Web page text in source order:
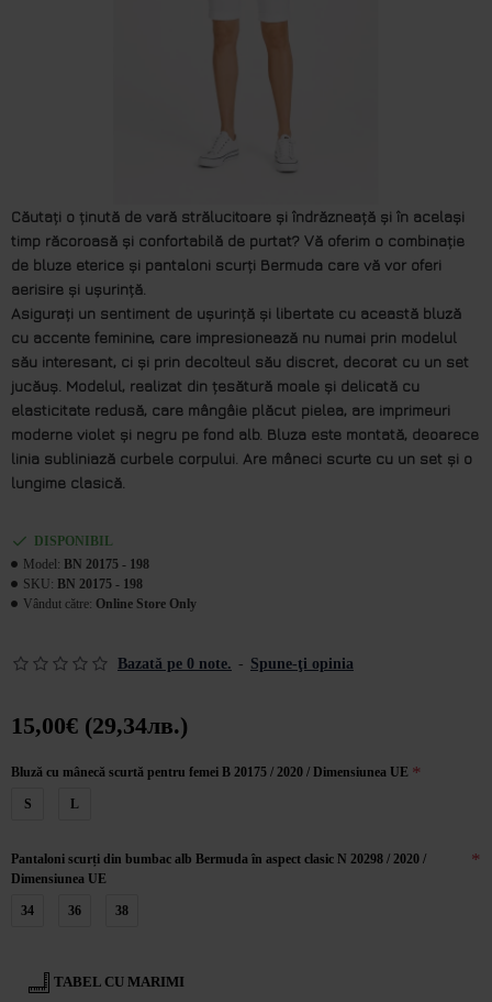
Căutați o ținută de vară strălucitoare și îndrăzneață și în același
timp răcoroasă și confortabilă de purtat? Vă oferim o combinație
de bluze eterice și pantaloni scurți Bermuda care vă vor oferi
aerisire și ușurință.
Asigurați un sentiment de ușurință și libertate cu această bluză
cu accente feminine, care impresionează nu numai prin modelul
său interesant, ci și prin decolteul său discret, decorat cu un set
jucăuș. Modelul, realizat din țesătură moale și delicată cu
elasticitate redusă, care mângâie plăcut pielea, are imprimeuri
moderne violet și negru pe fond alb. Bluza este montată, deoarece
linia subliniază curbele corpului. Are mâneci scurte cu un set și o
lungime clasică.
DISPONIBIL
Model: BN 20175 - 198
SKU: BN 20175 - 198
Vândut către: Online Store Only
Bazată pe 0 note. - Spune-ţi opinia
15,00€ (29,34лв.)
Bluză cu mânecă scurtă pentru femei B 20175 / 2020 / Dimensiunea UE
S L
Pantaloni scurți din bumbac alb Bermuda în aspect clasic N 20298 / 2020 /
Dimensiunea UE
34 36 38
TABEL CU MARIMI